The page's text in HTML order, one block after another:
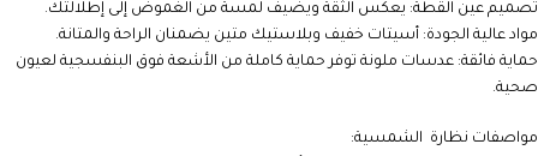
تصميم عين القطة: يعكس الثقة ويضيف لمسة من الغموض إلى إطلالتك.
مواد عالية الجودة: أسيتات خفيف وبلاستيك متين يضمنان الراحة والمتانة.
حماية فائقة: عدسات ملونة توفر حماية كاملة من الأشعة فوق البنفسجية لعيون
صحية.
مواصفات نظارة الشمسية: